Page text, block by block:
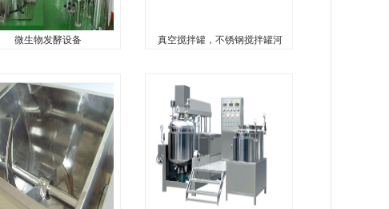
微生物发酵设备
发酵设备...
真空搅拌罐，不锈钢搅拌罐河
真空搅拌罐，不锈钢搅拌罐河
南品牌...